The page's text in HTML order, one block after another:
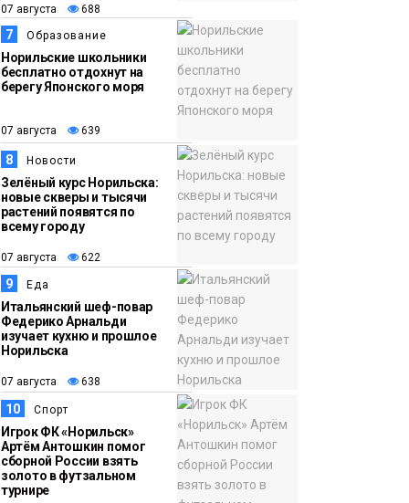
07 августа 688
7 Образование
Норильские школьники
бесплатно отдохнут на
берегу Японского моря
07 августа 639
8 Новости
Зелёный курс Норильска:
новые скверы и тысячи
растений появятся по
всему городу
07 августа 622
9 Еда
Итальянский шеф-повар
Федерико Арнальди
изучает кухню и прошлое
Норильска
07 августа 638
10 Спорт
Игрок ФК «Норильск»
Артём Антошкин помог
сборной России взять
золото в футзальном
турнире